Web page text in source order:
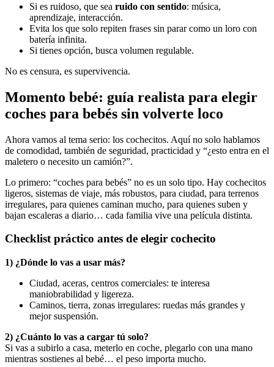
Si es ruidoso, que sea ruido con sentido: música,
aprendizaje, interacción.
Evita los que solo repiten frases sin parar como un loro con
batería infinita.
Si tienes opción, busca volumen regulable.
No es censura, es supervivencia.
Momento bebé: guía realista para elegir
coches para bebés sin volverte loco
Ahora vamos al tema serio: los cochecitos. Aquí no solo hablamos
de comodidad, también de seguridad, practicidad y “¿esto entra en el
maletero o necesito un camión?”.
Lo primero: “coches para bebés” no es un solo tipo. Hay cochecitos
ligeros, sistemas de viaje, más robustos, para ciudad, para terrenos
irregulares, para quienes caminan mucho, para quienes suben y
bajan escaleras a diario… cada familia vive una película distinta.
Checklist práctico antes de elegir cochecito
1) ¿Dónde lo vas a usar más?
Ciudad, aceras, centros comerciales: te interesa
maniobrabilidad y ligereza.
Caminos, tierra, zonas irregulares: ruedas más grandes y
mejor suspensión.
2) ¿Cuánto lo vas a cargar tú solo?
Si vas a subirlo a casa, meterlo en coche, plegarlo con una mano
mientras sostienes al bebé… el peso importa mucho.